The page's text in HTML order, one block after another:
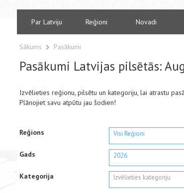
Par Latviju Reģioni Novadi
Sākums Pasākumi
Pasākumi Latvijas pilsētās:
Izvēlieties reģionu, pilsētu un kategoriju, lai atrastu
Plānojiet savu atpūtu jau šodien!
Reģions Visi Reģioni
Gads 2026
Kategorija Izvēlieties kategoriju